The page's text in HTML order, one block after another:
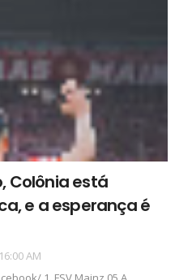
Colônia está
e a esperança é
AM